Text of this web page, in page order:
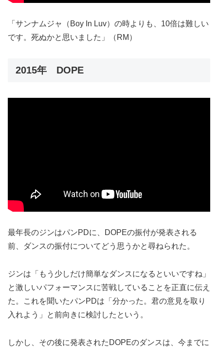
「サンナムジャ（Boy In Luv）の時よりも、10倍は難しい
です。死ぬかと思いました」（RM）
2015年 DOPE
最年長のジンはパンPDに、DOPEの振付が発表される
前、ダンスの振付についてどう思うかと尋ねられた。
ジンは「もう少しだけ簡単なダンスになるといいですね」
と激しいパフォーマンスに苦戦していることを正直に伝え
た。これを聞いたパンPDは「分かった。君の意見を取り
入れよう」と前向きに検討したという。
しかし、その後に発表されたDOPEのダンスは、今までに